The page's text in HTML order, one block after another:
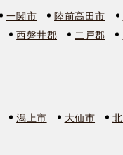
一関市 陸前高田市
西磐井郡 二戸郡
潟上市 大仙市